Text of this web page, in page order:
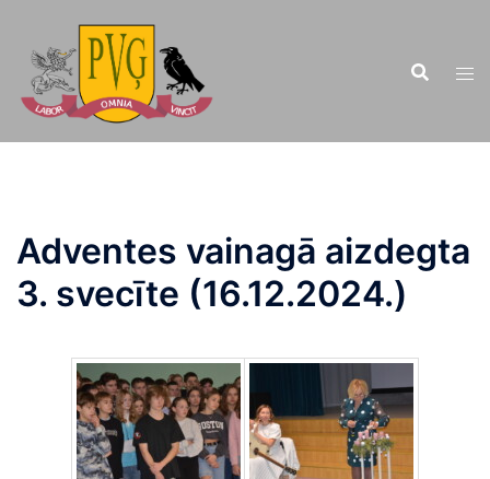
saturu
Adventes vainagā aizdegta
3. svecīte (16.12.2024.)